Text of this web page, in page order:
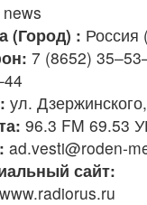
news
(Город) : Россия
7 (8652)
ул.
96.3 FM 69.53
ad.vesti@roden-
сайт: